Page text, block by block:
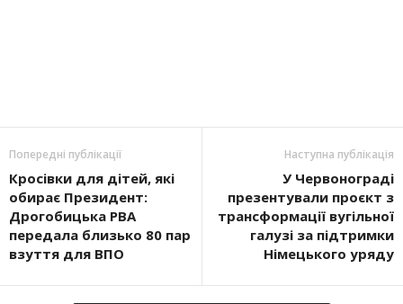
Попередні публікації
Кросівки для дітей, які
обирає Президент:
Дрогобицька РВА
передала близько 80 пар
взуття для ВПО
Наступна публікація
У Червонограді
презентували проєкт з
трансформації вугільної
галузі за підтримки
Німецького уряду